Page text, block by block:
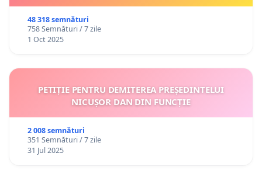
48 318 semnături
758 Semnături / 7 zile
1 Oct 2025
PETIȚIE PENTRU DEMITEREA PREȘEDINTELUI
NICUȘOR DAN DIN FUNCȚIE
2 008 semnături
351 Semnături / 7 zile
31 Jul 2025